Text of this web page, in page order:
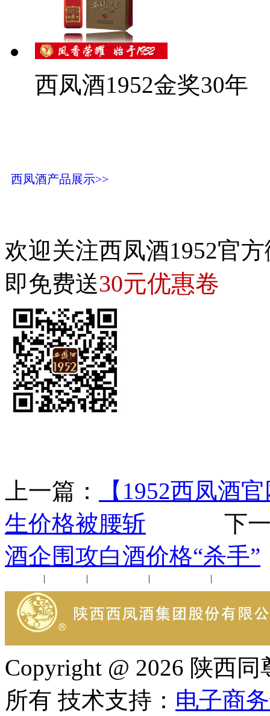
西凤酒1952金奖30年
西凤酒产品展示>>
欢迎关注西凤酒1952官
即免费送30元优惠卷
上一篇：
【1952西凤酒
生价格被腰斩 下一
酒企围攻白酒价格“杀手”
| | | |
Copyright @ 2026 陕西
所有 技术支持： 电子商